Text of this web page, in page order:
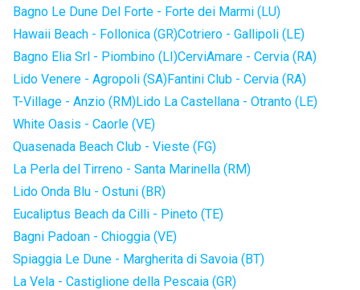
Bagno Le Dune Del Forte - Forte dei Marmi (LU)
Hawaii Beach - Follonica (GR)Cotriero - Gallipoli (LE)
Bagno Elia Srl - Piombino (LI)CerviAmare - Cervia (RA)
Lido Venere - Agropoli (SA)Fantini Club - Cervia (RA)
T-Village - Anzio (RM)Lido La Castellana - Otranto (LE)
White Oasis - Caorle (VE)
Quasenada Beach Club - Vieste (FG)
La Perla del Tirreno - Santa Marinella (RM)
Lido Onda Blu - Ostuni (BR)
Eucaliptus Beach da Cilli - Pineto (TE)
Bagni Padoan - Chioggia (VE)
Spiaggia Le Dune - Margherita di Savoia (BT)
La Vela - Castiglione della Pescaia (GR)